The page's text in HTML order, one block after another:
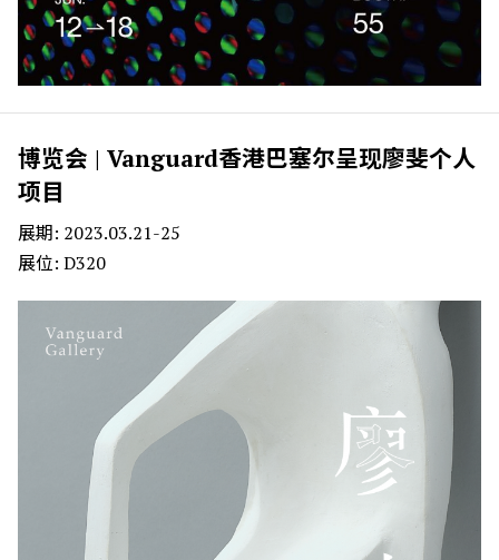
博览会 | Vanguard香港巴塞尔呈现廖斐个人
项目
展期: 2023.03.21-25
展位: D320